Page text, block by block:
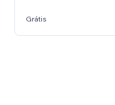
Grátis